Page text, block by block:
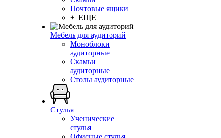
Почтовые ящики
+ ЕЩЕ
Мебель для аудиторий
Моноблоки
аудиторные
Скамьи
аудиторные
Столы аудиторные
Стулья
Ученические
стулья
Офисные стулья